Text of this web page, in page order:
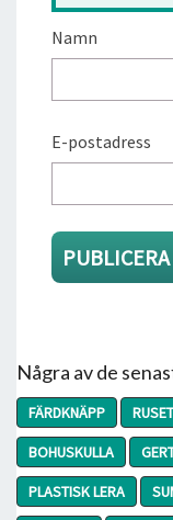
Namn
E-postadress
Några av de
FÄRDKNÄPP RUSET
BOHUSKULLA
PLASTISK LERA